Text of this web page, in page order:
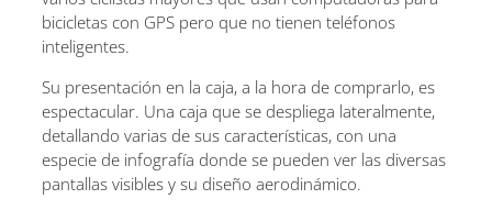
bicicletas con GPS pero que no tienen teléfonos
inteligentes.
Su presentación en la caja, a la hora de comprarlo, es
espectacular. Una caja que se despliega lateralmente,
detallando varias de sus características, con una
especie de infografía donde se pueden ver las diversas
pantallas visibles y su diseño aerodinámico.